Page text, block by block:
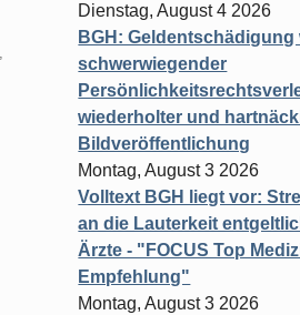
Dienstag, August 4 2026
BGH: Geldentschädigung
schwerwiegender
wiederholter und
Bildveröffentlichung
Montag, August 3 2026
Volltext BGH liegt vor:
an die Lauterkeit
Ärzte - "FOCUS Top
Empfehlung"
Montag, August 3 2026